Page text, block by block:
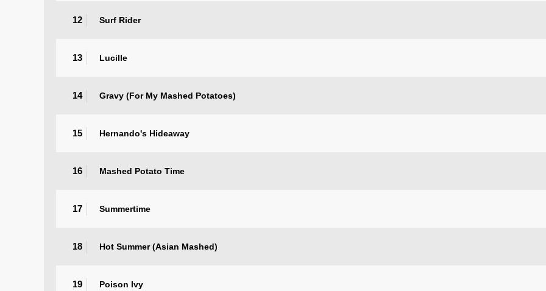
12 Surf Rider
13 Lucille
14 Gravy (For My Mashed Potatoes)
15 Hernando's Hideaway
16 Mashed Potato Time
17 Summertime
18 Hot Summer (Asian Mashed)
19 Poison Ivy